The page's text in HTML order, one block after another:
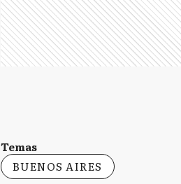
Temas
BUENOS AIRES